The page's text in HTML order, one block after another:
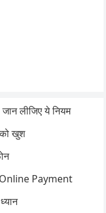
लीजिए ये नियम
खुश
Online Payment